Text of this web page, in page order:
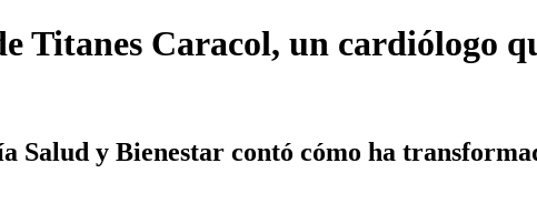
Titanes Caracol, un cardiólogo
Salud y Bienestar contó cómo ha